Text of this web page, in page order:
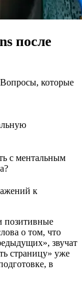
после
которые
с ментальным
к
позитивные
о том, что
звучат
страницу» уже
в